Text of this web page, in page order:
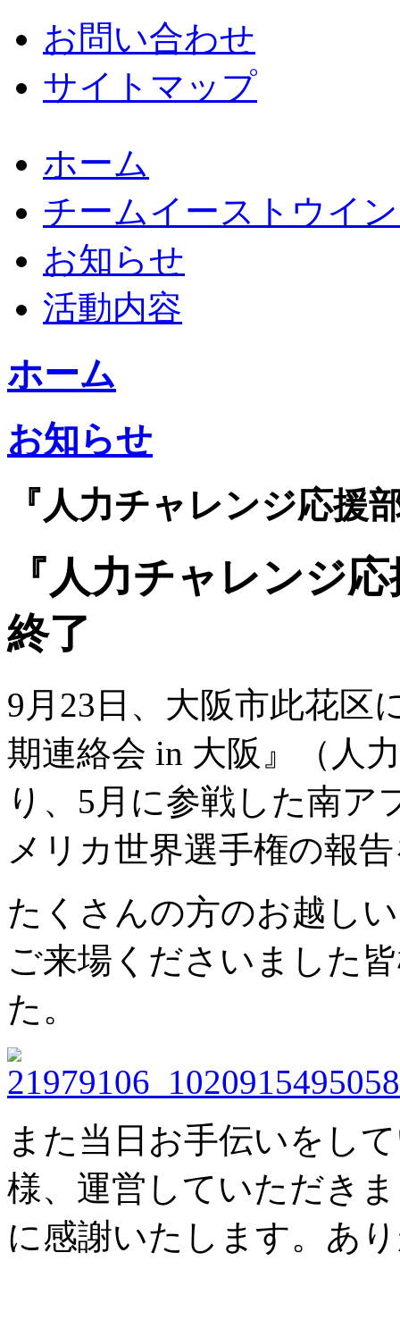
お問い合わせ
サイトマップ
ホーム
チームイーストウイ
お知らせ
活動内容
ホーム
お知らせ
『人力チャレンジ応援
『人力チャレンジ
終了
9月23日、大阪市此花区
期連絡会 in 大阪』（人
り、5月に参戦した南ア
メリカ世界選手権の報
たくさんの方のお越し
ご来場くださいました
た。
また当日お手伝いをし
様、運営していただき
に感謝いたします。あ